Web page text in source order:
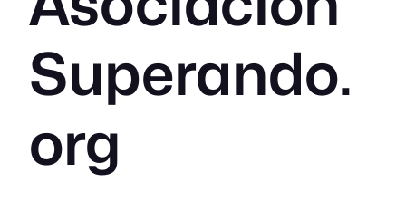
Superando.
org